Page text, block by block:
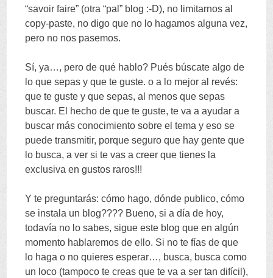
“savoir faire” (otra “pal” blog :-D), no limitarnos al
copy-paste, no digo que no lo hagamos alguna vez,
pero no nos pasemos.
Sí,ya…, pero de qué hablo? Pués búscate algo de
lo que sepas y que te guste.o a lo mejor al revés:
que te guste y que sepas,al menos que sepas
buscar. El hecho de que te guste,te va a ayudar a
buscar más conocimiento sobre el tema y eso se
puede transmitir, porque seguro que hay gente que
lo busca,a ver si te vas a creer que tienes la
exclusiva en gustos raros!!!
Y te preguntarás:cómo hago,dónde publico,cómo
se instala un blog???? Bueno,si a día de hoy,
todavía no lo sabes,sigue este blog que en algún
momento hablaremos de ello. Si no te fías de que
lo haga o no quieres esperar…, busca, busca como
un loco (tampoco te creas que te va a ser tan difícil),